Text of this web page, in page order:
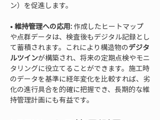
• 維持管理への応用: 作成したヒートマップ
や点群データは、検査後もデジタル記録とし
て蓄積されます。これにより構造物のデジタ
ルツインが構築され、将来の定期点検やモニ
タリングに役立てることができます。施工時
のデータを基準に経年変化を比較すれば、劣
化の進行具合を的確に把握でき、長期的な維
持管理計画にも有益です。